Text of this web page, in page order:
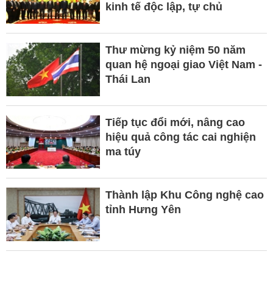
kinh tế độc lập, tự chủ
Thư mừng kỷ niệm 50 năm
quan hệ ngoại giao Việt Nam -
Thái Lan
Tiếp tục đổi mới, nâng cao
hiệu quả công tác cai nghiện
ma túy
Thành lập Khu Công nghệ cao
tỉnh Hưng Yên